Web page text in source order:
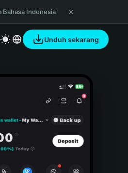
Bahasa Indonesia
Unduh sekarang